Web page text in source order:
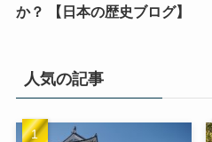
か？ 【日本の歴史ブログ】
人気の記事